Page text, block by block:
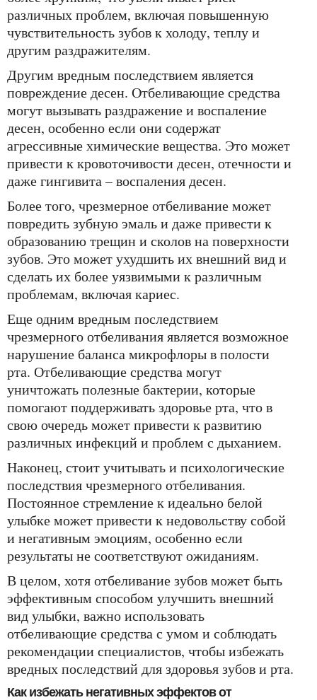
различных проблем, включая повышенную
чувствительность зубов к холоду, теплу и
другим раздражителям.
Другим вредным последствием является
повреждение десен. Отбеливающие средства
могут вызывать раздражение и воспаление
десен, особенно если они содержат
агрессивные химические вещества. Это может
привести к кровоточивости десен, отечности и
даже гингивита – воспаления десен.
Более того, чрезмерное отбеливание может
повредить зубную эмаль и даже привести к
образованию трещин и сколов на поверхности
зубов. Это может ухудшить их внешний вид и
сделать их более уязвимыми к различным
проблемам, включая кариес.
Еще одним вредным последствием
чрезмерного отбеливания является возможное
нарушение баланса микрофлоры в полости
рта. Отбеливающие средства могут
уничтожать полезные бактерии, которые
помогают поддерживать здоровье рта, что в
свою очередь может привести к развитию
различных инфекций и проблем с дыханием.
Наконец, стоит учитывать и психологические
последствия чрезмерного отбеливания.
Постоянное стремление к идеально белой
улыбке может привести к недовольству собой
и негативным эмоциям, особенно если
результаты не соответствуют ожиданиям.
В целом, хотя отбеливание зубов может быть
эффективным способом улучшить внешний
вид улыбки, важно использовать
отбеливающие средства с умом и соблюдать
рекомендации специалистов, чтобы избежать
вредных последствий для здоровья зубов и рта.
Как избежать негативных эффектов от